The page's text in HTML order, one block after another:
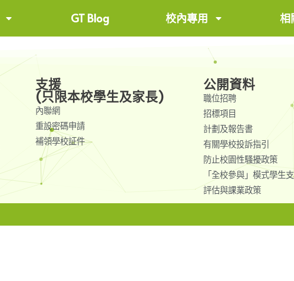
GT Blog 校內專用 相
支援
(只限本校學生及家長)
內聯網
重設密碼申請
補領學校証件
公開資料
職位招聘
招標項目
計劃及報告書
有關學校投訴指引
防止校園性騷擾政策
「全校參與」模式學生
評估與課業政策